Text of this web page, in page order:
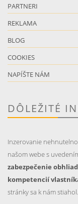
PARTNERI
REKLAMA
BLOG
COOKIES
NAPÍŠTE NÁM
DÔLEŽITÉ
Inzerovanie
našom webe s
zabezpečenie
kompetencií
stránky sa k nám stiahol.